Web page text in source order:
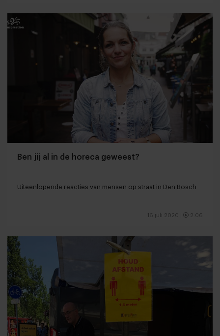
Ben jij al in de horeca geweest?
Uiteenlopende reacties van mensen op straat in Den Bosch
16 juli 2020 2:06